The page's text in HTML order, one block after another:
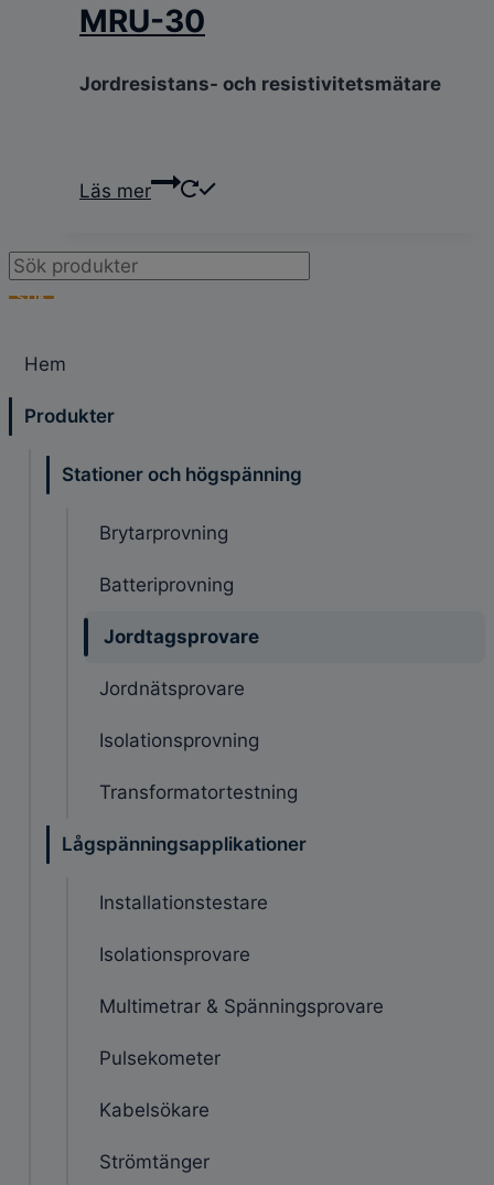
MRU-30
Jordresistans- och resistivitetsmätare
Läs mer
Products
search
SÖK
Hem
Produkter
Stationer och högspänning
Brytarprovning
Batteriprovning
Jordtagsprovare
Jordnätsprovare
Isolationsprovning
Transformatortestning
Lågspänningsapplikationer
Installationstestare
Isolationsprovare
Multimetrar & Spänningsprovare
Pulsekometer
Kabelsökare
Strömtänger